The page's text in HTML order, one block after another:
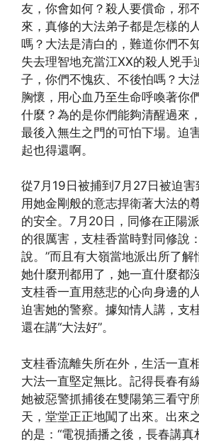
友，你會如何？殺人要償命，邪
來，真修的大法弟子都是怎樣的
嗎？大法是清白的，難道你們不
失去理智地充當江XX的殺人兇手
子，你們不愧疚、不後怕嗎？大
胸懷，用心血乃至生命呼喚著你
什麼？為的是你們能夠清醒過來
最後入無生之門的可怕下場。迫
起也得還啊。
從7月19日被捕到7月27日被迫害
用她金剛般的意志捍衛著大法的
的安全。7月20日，同修在正陽
的很厲害，支桂香當時對同修說
說。”而且有大嶺當地派出所了解
她什麼刑都用了，她一直什麼都
支桂香一直用慈悲的心向身邊的
迫害她的警察。據知情人講，支
還在講“大法好”。
支桂香流離失所在外，生活一直
大法一直堅定無比。記得長春有
她被惡警抓捕後在雙陽第三看守
天，堂堂正正地闖了出來。出來
的是：“電視插播之後，長春講